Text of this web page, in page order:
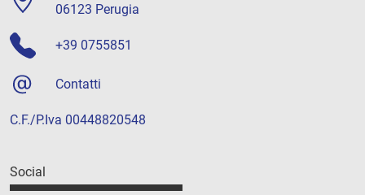
06123 Perugia
+39 0755851
Contatti
C.F./P.Iva 00448820548
Social